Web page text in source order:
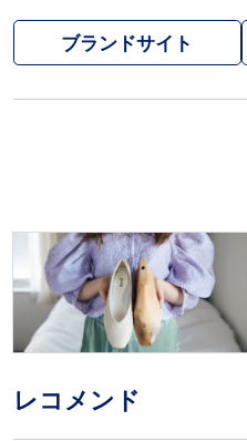
ブランドサイト
レコメンド